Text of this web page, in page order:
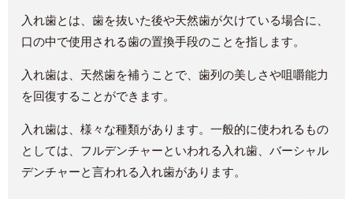
入れ歯とは、歯を抜いた後や天然歯が欠けている場合に、
口の中で使用される歯の置換手段のことを指します。
入れ歯は、天然歯を補うことで、歯列の美しさや咀嚼能力
を回復することができます。
入れ歯は、様々な種類があります。一般的に使われるもの
としては、フルデンチャーといわれる入れ歯、バーシャル
デンチャーと言われる入れ歯があります。